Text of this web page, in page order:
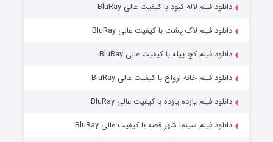
دانلود فیلم لاله کبود با کیفیت عالی BluRay
دانلود فیلم لاک پشت با کیفیت عالی BluRay
دانلود فیلم کج‌ پیله با کیفیت عالی BluRay
دانلود فیلم خانه ارواح با کیفیت عالی BluRay
دانلود فیلم یازده یازده با کیفیت عالی BluRay
دانلود فیلم سینما شهر قصه با کیفیت عالی BluRay